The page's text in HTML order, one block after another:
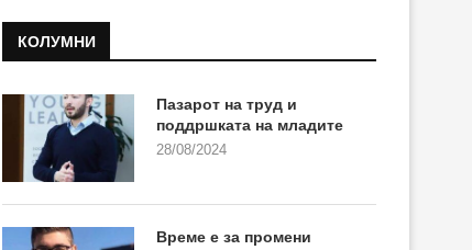
КОЛУМНИ
Пазарот на труд и
поддршката на младите
28/08/2024
Време е за промени